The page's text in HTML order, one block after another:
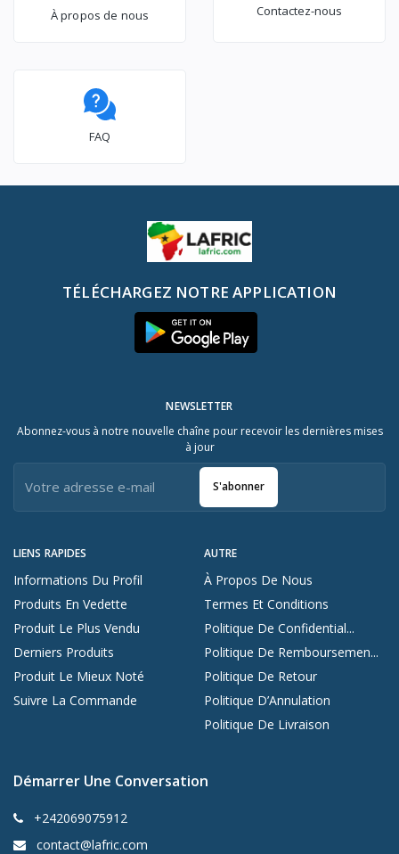
À propos de nous Contactez-nous
FAQ
TÉLÉCHARGEZ NOTRE APPLICATION
LIENS RAPIDES
Informations Du Profil
Produits En Vedette
Produit Le Plus Vendu
Derniers Produits
Produit Le Mieux Noté
Suivre La Commande
AUTRE
À Propos De Nous
Termes Et Conditions
Politique De Confidential...
Politique De Remboursemen...
Politique De Retour
Politique D’Annulation
Politique De Livraison
NEWSLETTER
Abonnez-vous à notre nouvelle chaîne pour recevoir les dernières mises
à jour
S'abonner
Démarrer Une Conversation
+242069075912
contact@lafric.com